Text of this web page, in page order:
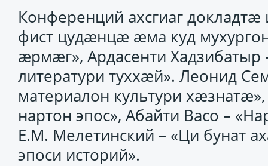
Конференций ахсгиаг
фист цудӕнцӕ ӕма куд
ӕрмӕг», Ардасенти
литератури туххӕй». Леонид
материалон культури
нартон эпос», Абайти Васо –
Е.М. Мелетинский – «Ци бунат
эпоси историй».